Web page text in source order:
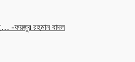
-ফয়জুর রহমান বাদল